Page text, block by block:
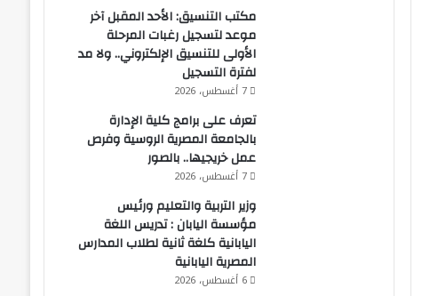
مكتب التنسيق: الأحد المقبل آخر
موعد لتسجيل رغبات المرحلة
الأولى للتنسيق الإلكتروني.. ولا مد
لفترة التسجيل
7 أغسطس، 2026
تعرف على برامج كلية الإدارة
بالجامعة المصرية الروسية وفرص
عمل خريجيها.. بالصور
7 أغسطس، 2026
وزير التربية والتعليم ورئيس
مؤسسة اليابان : تدريس اللغة
اليابانية كلغة ثانية لطلاب المدارس
المصرية اليابانية
6 أغسطس، 2026